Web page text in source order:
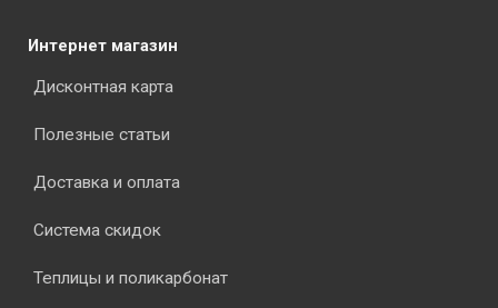
Интернет магазин
Дисконтная карта
Полезные статьи
Доставка и оплата
Система скидок
Теплицы и поликарбонат